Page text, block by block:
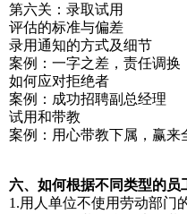
第六关：录取试用
评估的标准与偏差
录用通知的方式及细节
案例：一字之差，责任调换
如何应对拒绝者
案例：成功招聘副总经理
试用和带教
案例：用心带教下属，赢来
六、如何根据不同类型的员
1.用人单位不使用劳动部门